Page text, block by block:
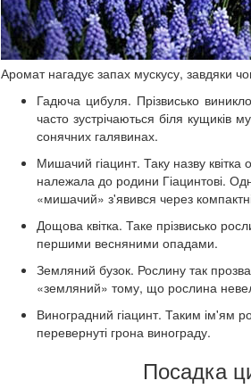
Аромат нагадує запах мускусу, завдяки
Гадюча цибуля. Прізвисько
часто зустрічаються біля
сонячних галявинах.
Мишачий гіацинт. Таку назву
належала до родини Гіацинтові.
«мишачий» з'явився через компактні
Дощова квітка. Таке прізвисько
першими весняними опадами.
Земляний бузок. Рослину так
«земляний» тому, що рослина
Виноградний гіацинт. Таким ім'ям
перевернуті грона винограду.
Посадка